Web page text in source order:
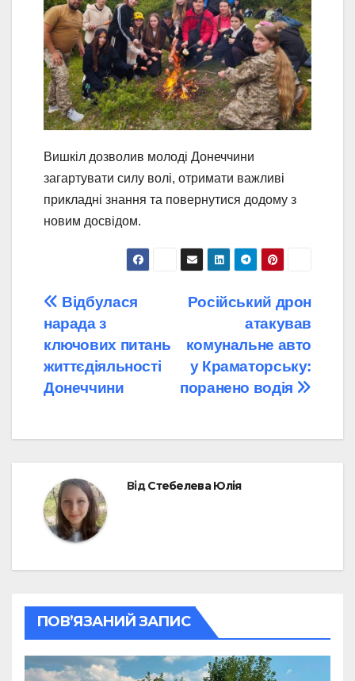
Вишкіл дозволив молоді Донеччини
загартувати силу волі, отримати важливі
прикладні знання та повернутися додому з
новим досвідом.
Навігація
записів
Російський дрон
атакував
комунальне авто
у Краматорську:
поранено водія
Відбулася
нарада з
ключових питань
життєдіяльності
Донеччини
ВідСтебелева Юлія
ПОВ’ЯЗАНИЙ ЗАПИС